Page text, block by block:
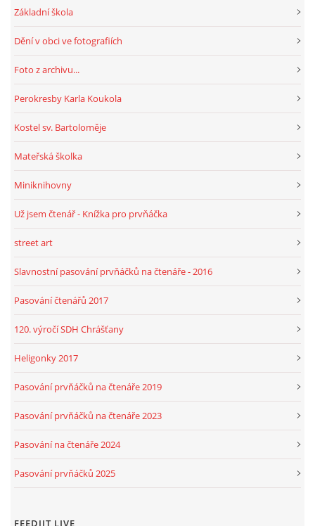
HRY, KVÍZY, VZDĚLÁVÁNÍ ON-LINE
© 2026 eStránky.cz | RSS|WebSlice Aktualizováno: 1. 8. 2026
Základní škola
Dění v obci ve fotografiích
Foto z archivu...
Perokresby Karla Koukola
Kostel sv. Bartoloměje
Mateřská školka
Miniknihovny
Už jsem čtenář - Knížka pro prvňáčka
street art
Slavnostní pasování prvňáčků na čtenáře - 2016
Pasování čtenářů 2017
120. výročí SDH Chrášťany
Heligonky 2017
Pasování prvňáčků na čtenáře 2019
Pasování prvňáčků na čtenáře 2023
Pasování na čtenáře 2024
Pasování prvňáčků 2025
FEEDJIT LIVE